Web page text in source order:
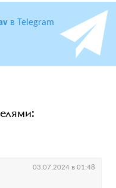
в Telegram
03.07.2024 в 01:48